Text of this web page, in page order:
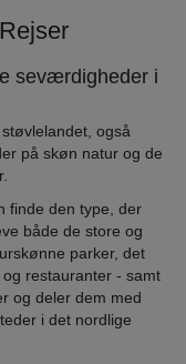
seværdigheder i
også
på skøn natur og de
finde den type, der
både de store og
parker, det
restauranter - samt
og deler dem med
i det nordlige